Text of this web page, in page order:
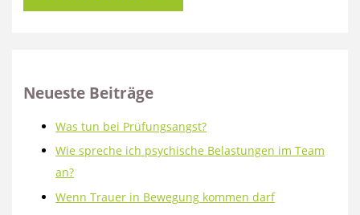
Neueste Beiträge
Was tun bei Prüfungsangst?
Wie spreche ich psychische Belastungen im Team
an?
Wenn Trauer in Bewegung kommen darf